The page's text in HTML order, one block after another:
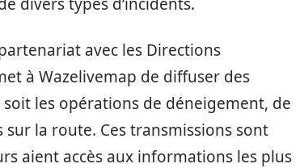
avec les Directions
à Wazelivemap de diffuser des
les opérations de déneigement, de
sur la route. Ces transmissions sont
aient accès aux informations les plus